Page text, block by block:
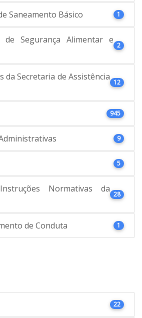
Saneamento Básico 1
de Segurança Alimentar e
2
da Secretaria de Assistência
12
945
9
5
Normativas da
28
de Conduta 1
22